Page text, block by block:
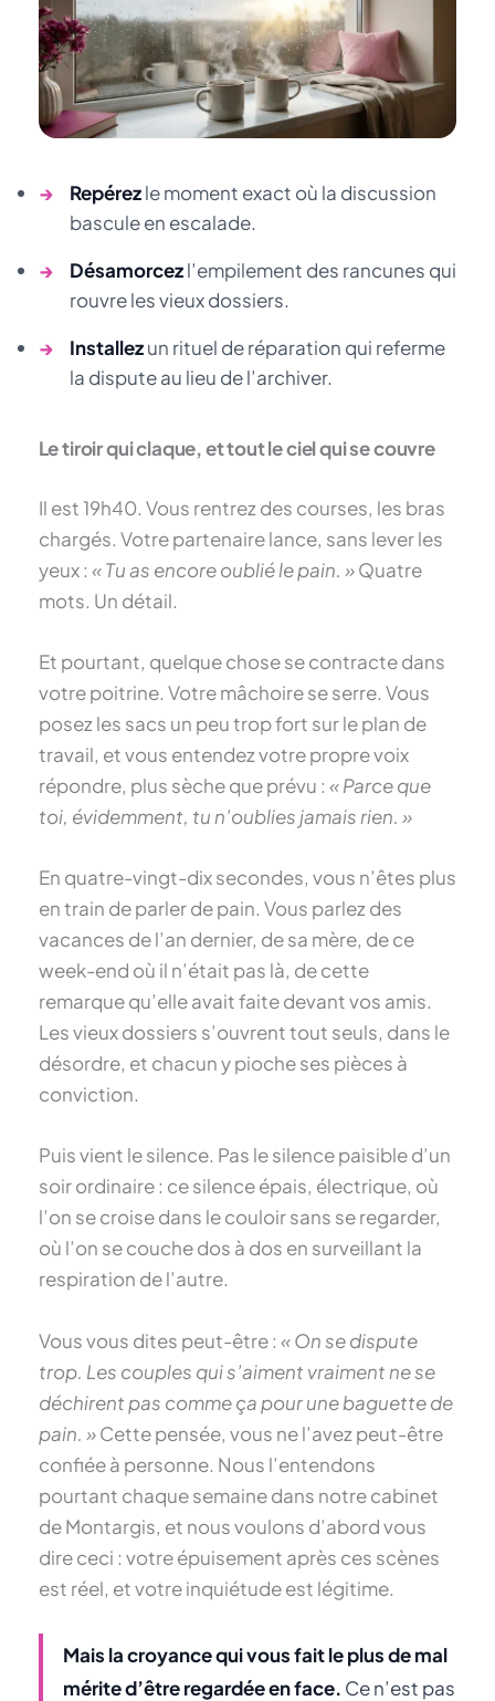
→ Repérezle moment exact où la discussion
bascule en escalade.
→
Désamorcezl’empilement des rancunes qui
rouvre les vieux dossiers.
→
Installezun rituel de réparation qui referme
la dispute au lieu de l’archiver.
Le tiroir qui claque, et tout le ciel qui se couvre
Il est 19h40. Vous rentrez des courses, les bras
chargés. Votre partenaire lance, sans lever les
yeux : « Tu as encore oublié le pain. »Quatre
mots. Un détail.
Et pourtant, quelque chose se contracte dans
votre poitrine. Votre mâchoire se serre. Vous
posez les sacs un peu trop fort sur le plan de
travail, et vous entendez votre propre voix
répondre, plus sèche que prévu : « Parce que
toi, évidemment, tu n’oublies jamais rien. »
En quatre-vingt-dix secondes, vous n’êtes plus
en train de parler de pain. Vous parlez des
vacances de l’an dernier, de sa mère, de ce
week-end où il n’était pas là, de cette
remarque qu’elle avait faite devant vos amis.
Les vieux dossiers s’ouvrent tout seuls, dans le
désordre, et chacun y pioche ses pièces à
conviction.
Puis vient le silence. Pas le silence paisible d’un
soir ordinaire : ce silence épais, électrique, où
l’on se croise dans le couloir sans se regarder,
où l’on se couche dos à dos en surveillant la
respiration de l’autre.
Vous vous dites peut-être : « On se dispute
trop. Les couples qui s’aiment vraiment ne se
déchirent pas comme ça pour une baguette de
pain. »Cette pensée, vous ne l’avez peut-être
confiée à personne. Nous l’entendons
pourtant chaque semaine dans notre cabinet
de Montargis, et nous voulons d’abord vous
dire ceci : votre épuisement après ces scènes
est réel, et votre inquiétude est légitime.
Mais la croyance qui vous fait le plus de mal
mérite d’être regardée en face. Ce n’est pas